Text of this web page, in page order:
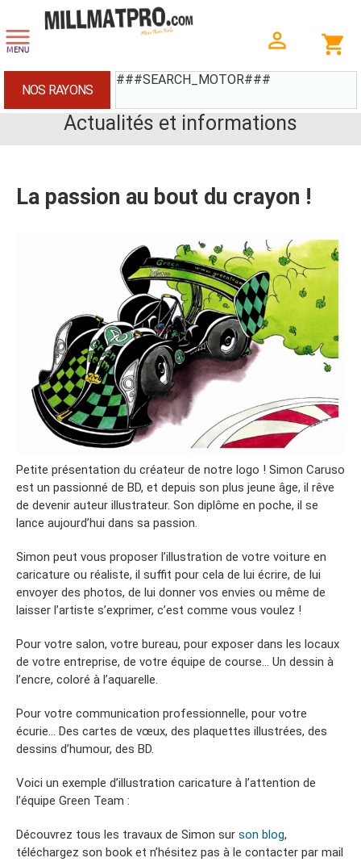
###SEARCH_MOTOR###
NOS RAYONS
Actualités et informations
La passion au bout du crayon !
Petite présentation du créateur de notre logo ! Simon Caruso
est un passionné de BD, et depuis son plus jeune âge, il rêve
de devenir auteur illustrateur. Son diplôme en poche, il se
lance aujourd’hui dans sa passion.
Simon peut vous proposer l’illustration de votre voiture en
caricature ou réaliste, il suffit pour cela de lui écrire, de lui
envoyer des photos, de lui donner vos envies ou même de
laisser l’artiste s’exprimer, c’est comme vous voulez !
Pour votre salon, votre bureau, pour exposer dans les locaux
de votre entreprise, de votre équipe de course… Un dessin à
l’encre, coloré à l’aquarelle.
Pour votre communication professionnelle, pour votre
écurie… Des cartes de vœux, des plaquettes illustrées, des
dessins d’humour, des BD.
Voici un exemple d’illustration caricature à l’attention de
l’équipe Green Team :
Découvrez tous les travaux de Simon sur son blog,
téléchargez son book et n’hésitez pas à le contacter par mail